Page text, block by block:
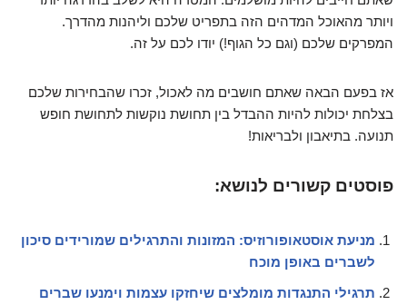
ויותר מהאוכל המדהים הזה בתפריט שלכם וליהנות מהדרך.
המפרקים שלכם (וגם כל הגוף!) יודו לכם על זה.
אז בפעם הבאה שאתם חושבים מה לאכול, זכרו שהבחירות שלכם
בצלחת יכולות להיות ההבדל בין תחושת נוקשות לתחושת חופש
תנועה. בתיאבון ולבריאות!
פוסטים קשורים לנושא:
מניעת אוסטאופורוזיס: המזונות והתרגילים שמורידים סיכון
לשברים באופן מוכח
תרגילי התנגדות מומלצים שיחזקו עצמות וימנעו שברים